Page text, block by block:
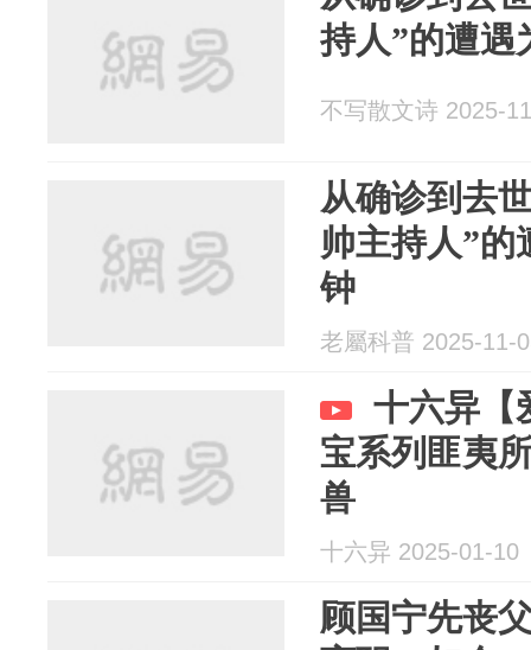
持人”的遭遇
不写散文诗 2025-
从确诊到去
帅主持人”的
钟
老屬科普 2025-11-
十六异【
宝系列匪夷
兽
十六异 2025-01-10
顾国宁先丧